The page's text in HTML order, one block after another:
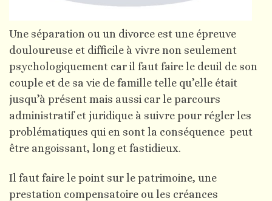
Une séparation ou un divorce est une épreuve
douloureuse et difficile à vivre non seulement
psychologiquement car il faut faire le deuil de son
couple et de sa vie de famille telle qu’elle était
jusqu’à présent mais aussi car le parcours
administratif et juridique à suivre pour régler les
problématiques qui en sont la conséquence peut
être angoissant, long et fastidieux.
Il faut faire le point sur le patrimoine, une
prestation compensatoire ou les créances